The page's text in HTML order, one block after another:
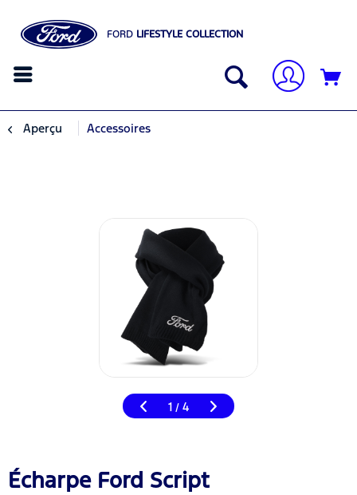
FORD LIFESTYLE COLLECTION
Aperçu Accessoires
1 / 4
Écharpe Ford Script